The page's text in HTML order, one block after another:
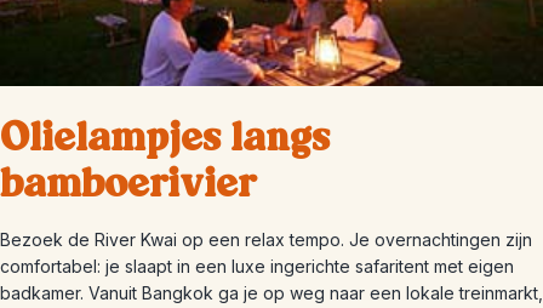
Olielampjes langs
bamboerivier
Bezoek de River Kwai op een relax tempo. Je overnachtingen zijn
comfortabel: je slaapt in een luxe ingerichte safaritent met eigen
badkamer. Vanuit Bangkok ga je op weg naar een lokale treinmarkt,